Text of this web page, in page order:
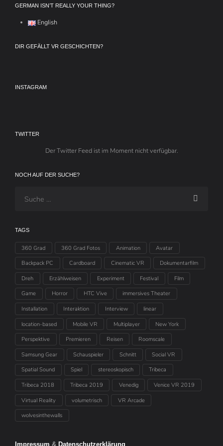
GERMAN ISN’T REALLY YOUR THING?
English
DIR GEFÄLLT VR GESCHICHTEN?
INSTAGRAM
TWITTER
Der Twitter Feed ist im Moment nicht verfügbar.
NOCH AUF DER SUCHE?
TAGS
360 Grad 360 Grad Fotos Animation Avatar
Backpack PC Cardboard Cinematic VR Dokumentarfilm
Dreh Erzählweisen Experiment Festival Film
Game Horror HTC Vive immersives Theater
Installation Interaktion Interview linear
location-based Mobile VR Multiplayer New York
Perspektive Premieren Reisen Roomscale
Samsung Gear Schauspieler Schnitt Social VR
Spatial Sound Spiel stereoskopisch Tribeca
Tribeca 2018 Tribeca 2019 Venedig Venice VR 2019
Virtual Reality volumetrisch VR Arcade
wolvesinthewalls
Impressum & Datenschutzerklärung